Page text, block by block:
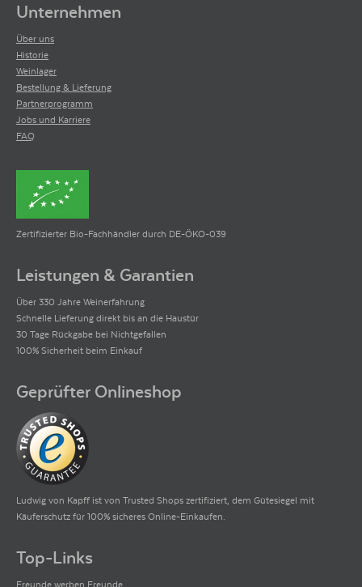
Unternehmen
Über uns
Historie
Weinlager
Bestellung & Lieferung
Partnerprogramm
Jobs und Karriere
FAQ
Zertifizierter Bio-Fachhändler durch DE-ÖKO-039
Leistungen & Garantien
Über 330 Jahre Weinerfahrung
Schnelle Lieferung direkt bis an die Haustür
30 Tage Rückgabe bei Nichtgefallen
100% Sicherheit beim Einkauf
Geprüfter Onlineshop
Ludwig von Kapff ist von Trusted Shops zertifiziert, dem Gütesiegel mit
Käuferschutz für 100% sicheres Online-Einkaufen.
Top-Links
Freunde werben Freunde